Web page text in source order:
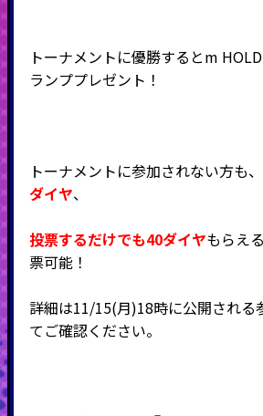
トーナメントに優勝するとm
ランププレゼント！
トーナメントに参加されない方も
ダイヤ、
投票するだけでも40ダイヤもらえ
票可能！
詳細は11/15(月)18時に公開される
てご確認ください。